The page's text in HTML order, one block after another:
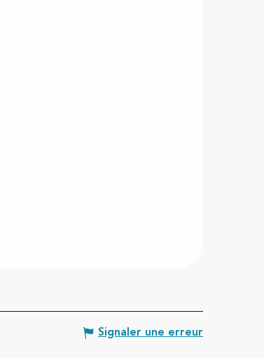
Signaler une erreur